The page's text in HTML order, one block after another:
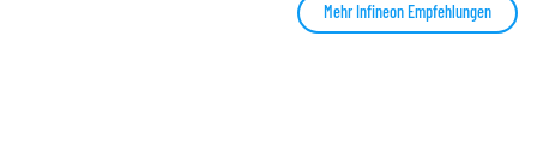
Mehr Infineon Empfehlungen